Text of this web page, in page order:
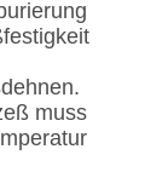
muss